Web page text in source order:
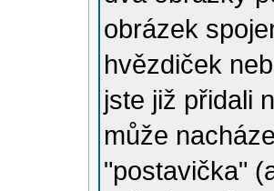
obrázek
hvězdiček
jste již přidali
může
"postavička"